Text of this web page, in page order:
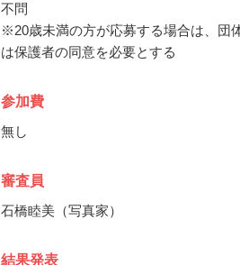
不問
※20歳未満の方が応募する場合は、団
は保護者の同意を必要とする
参加費
無し
審査員
石橋睦美（写真家）
結果発表